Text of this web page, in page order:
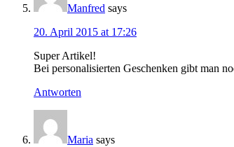
Manfred says
20. April 2015 at 17:26
Super Artikel!
Bei personalisierten Geschenken gibt man
Antworten
Maria says